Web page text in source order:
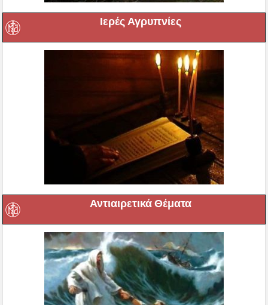
Ιερές Αγρυπνίες
Αντιαιρετικά Θέματα